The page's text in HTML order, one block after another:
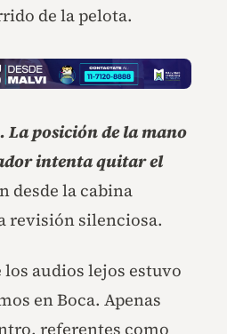
de la pelota.
La posición de la mano
intenta quitar el
desde la cabina
revisión silenciosa.
audios lejos estuvo
en Boca. Apenas
referentes como